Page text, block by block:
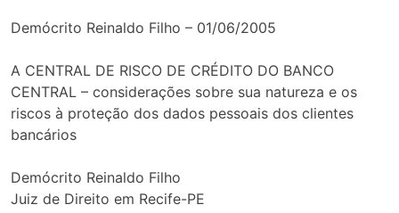
Demócrito Reinaldo Filho – 01/06/2005
A CENTRAL DE RISCO DE CRÉDITO DO BANCO
CENTRAL – considerações sobre sua natureza e os
riscos à proteção dos dados pessoais dos clientes
bancários
Demócrito Reinaldo Filho
Juiz de Direito em Recife-PE